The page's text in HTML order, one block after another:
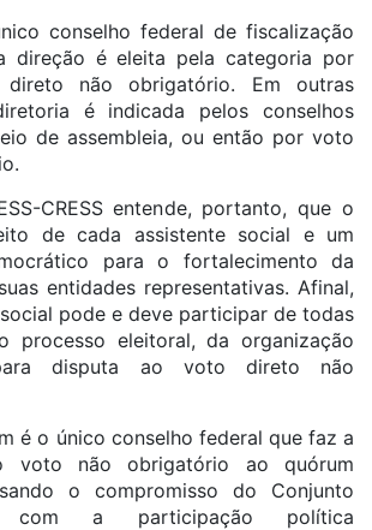
conselho federal de fiscalização
direção é eleita pela categoria por
não obrigatório. Em outras
é indicada pelos conselhos
de assembleia, ou então por voto
CRESS entende, portanto, que o
de cada assistente social e um
para o fortalecimento da
entidades representativas. Afinal,
pode e deve participar de todas
processo eleitoral, da organização
disputa ao voto direto não
é o único conselho federal que faz a
voto não obrigatório ao quórum
o compromisso do Conjunto
com a participação política